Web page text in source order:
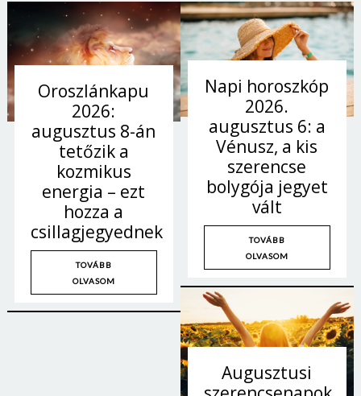
Oroszlánkapu
2026:
augusztus 8-án
tetőzik a
kozmikus
energia – ezt
hozza a
csillagjegyednek
TOVÁBB
OLVASOM
Napi horoszkóp
2026.
augusztus 6: a
Vénusz, a kis
szerencse
bolygója jegyet
vált
TOVÁBB
OLVASOM
Augusztusi